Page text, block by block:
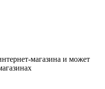
магазина и может